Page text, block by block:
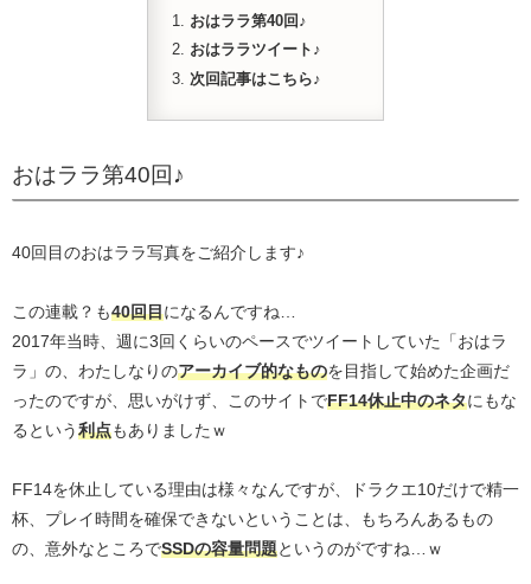
おはララ第40回♪
おはララツイート♪
次回記事はこちら♪
おはララ第40回♪
40回目のおはララ写真をご紹介します♪
この連載？も40回目になるんですね…
2017年当時、週に3回くらいのペースでツイートしていた「おはラ
ラ」の、わたしなりのアーカイブ的なものを目指して始めた企画だ
ったのですが、思いがけず、このサイトでFF14休止中のネタにもな
るという利点もありましたｗ
FF14を休止している理由は様々なんですが、ドラクエ10だけで精一
杯、プレイ時間を確保できないということは、もちろんあるもの
の、意外なところでSSDの容量問題というのがですね…ｗ